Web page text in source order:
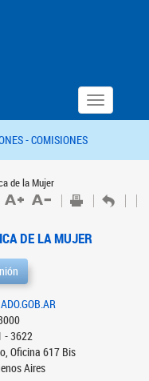
Toggle
navigation
-COMISIONES
de la Mujer
DE LA MUJER
- 3622
Oficina 617 Bis
Aires